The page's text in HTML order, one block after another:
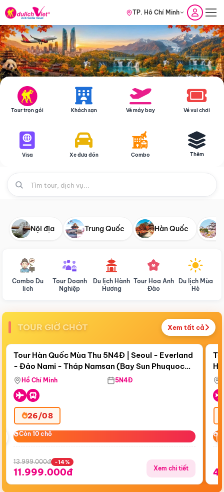
TP. Hồ Chí Minh
Tour trọn gói Khách sạn Vé máy bay Vé vui chơi
Visa Xe đưa đón Combo Thêm
Nội địa Trung Quốc Hàn Quốc
Combo Du
lịch
Tour Doanh
Nghiệp
Du lịch Hành
Hương
Tour Hoa Anh
Đào
Du lịch Mùa
Hè
TOUR GIỜ CHÓT Xem tất cả
Còn19 ngày 03:33:12
Điểm nổi bật
Tour Hàn Quốc Mùa Thu 5N4Đ | Seoul - Everland
- Đảo Nami - Tháp Namsan (Bay Sun Phuquoc
Airways)
Hồ Chí Minh 5N4Đ
26/08
Còn 10 chỗ
Còn 10 chỗ
13.999.000đ -14%
11.999.000đ Xem chi tiết